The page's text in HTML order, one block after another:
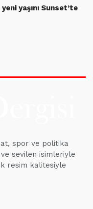
yaşını Sunset’te
spor ve politika
ve sevilen isimleriyle
resim kalitesiyle